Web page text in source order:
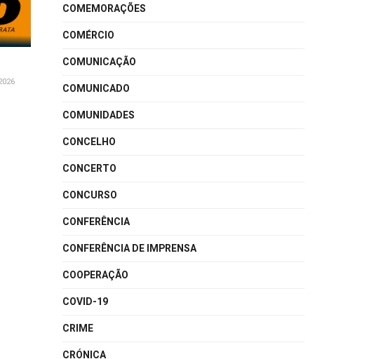
COMEMORAÇÕES
COMÉRCIO
COMUNICAÇÃO
COMUNICADO
COMUNIDADES
CONCELHO
CONCERTO
CONCURSO
CONFERÊNCIA
CONFERÊNCIA DE IMPRENSA
COOPERAÇÃO
COVID-19
CRIME
CRÓNICA